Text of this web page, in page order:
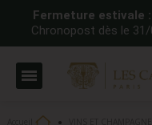
Fermeture estivale :
Chronopost dès le